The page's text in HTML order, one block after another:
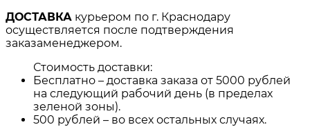
ДОСТАВКА курьером по г. Краснодару
осуществляется после подтверждения
заказаменеджером.
Стоимость доставки:
Бесплатно – доставка заказа от 5000 рублей
на следующий рабочий день (в пределах
зеленой зоны).
500 рублей – во всех остальных случаях.